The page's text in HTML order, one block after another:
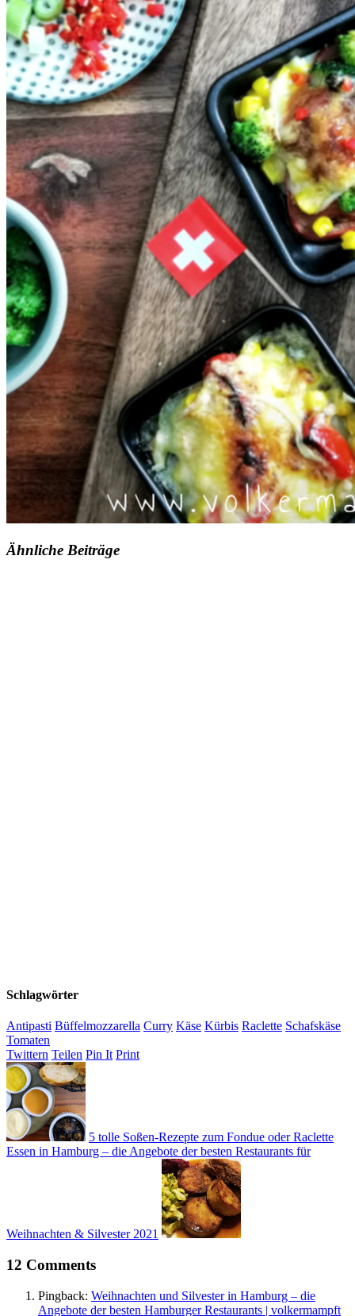
Ähnliche Beiträge
Schlagwörter
Antipasti Büffelmozzarella Curry Käse Kürbis Raclette Schafskäse
Tomaten
Twittern Teilen Pin It Print
5 tolle Soßen-Rezepte zum Fondue oder Raclette
Essen in Hamburg – die Angebote der besten Restaurants für
Weihnachten & Silvester 2021
12 Comments
Pingback: Weihnachten und Silvester in Hamburg – die
Angebote der besten Hamburger Restaurants | volkermampft